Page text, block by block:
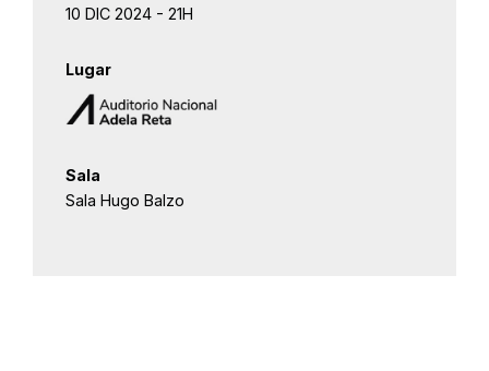
10 DIC 2024 - 21H
Lugar
Sala
Sala Hugo Balzo